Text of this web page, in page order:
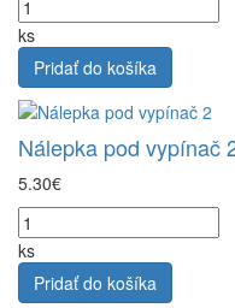
ks
Pridať do košíka
Nálepka pod vypínač
5.30€
ks
Pridať do košíka